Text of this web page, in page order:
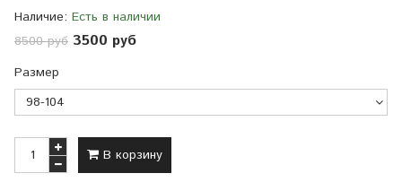
Наличие: Есть в наличии
8500 руб 3500 руб
Размер
В корзину